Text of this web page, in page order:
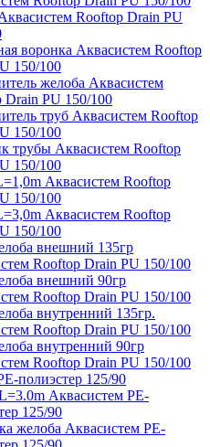
Rooftop Drain PU
воронка Аквасистем Rooftop
150/100
желоба Аквасистем
Drain PU 150/100
труб Аквасистем Rooftop
150/100
трубы Аквасистем Rooftop
150/100
Аквасистем Rooftop
150/100
Аквасистем Rooftop
150/100
внешний 135гр
Rooftop Drain PU 150/100
внешний 90гр
Rooftop Drain PU 150/100
внутренний 135гр.
Rooftop Drain PU 150/100
внутренний 90гр
Rooftop Drain PU 150/100
полиэстер 125/90
Аквасистем PE-
125/90
желоба Аквасистем PE-